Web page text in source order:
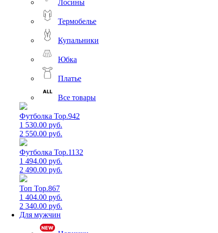
Лосины
Термобелье
Купальники
Юбка
Платье
Все товары
Футболка Top.942
1 530.00 руб.
2 550.00 руб.
Футболка Top.1132
1 494.00 руб.
2 490.00 руб.
Топ Top.867
1 404.00 руб.
2 340.00 руб.
Для мужчин